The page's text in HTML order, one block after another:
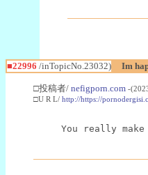
■22996 /inTopicNo.23032) Im
□投稿者/ nefigporn.com -
□U R L/ http://https://
You really